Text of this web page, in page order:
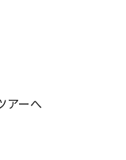
アーへ